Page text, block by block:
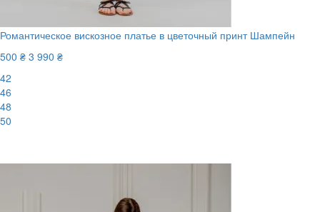
Романтическое вискозное платье в цветочный принт Шампейн
500 ₴ 3 990 ₴
42
46
48
50